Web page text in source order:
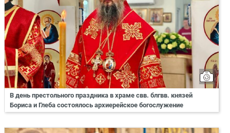
В день престольного праздника в храме свв. блгвв. князей
Бориса и Глеба состоялось архиерейское богослужение